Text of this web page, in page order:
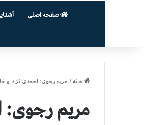
صفحه اصلی
خانه / مریم رجوی: احمدی نژاد و
مریم رجوی: